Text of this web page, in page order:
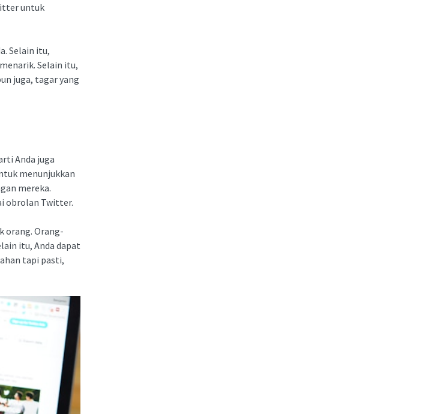
untuk
Selain itu,
Selain itu,
juga, tagar yang
Anda juga
menunjukkan
mereka.
obrolan Twitter.
orang. Orang-
itu, Anda dapat
tapi pasti,